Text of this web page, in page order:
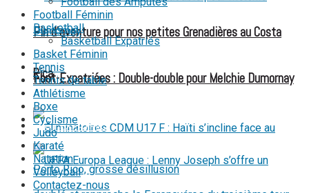
Fin d’aventure pour nos petites Grenadières au Costa
Rica
Foot-Expatriées : Double-double pour Melchie Dumornay
FOOT EXPATRIÉS
Football Féminin
Basketball
Basketball Expatriés
Basket Féminin
Tennis
Tennis de table
Athlétisme
Boxe
Cyclisme
Judo
Karaté
Natation
Volleyball
Contactez-nous